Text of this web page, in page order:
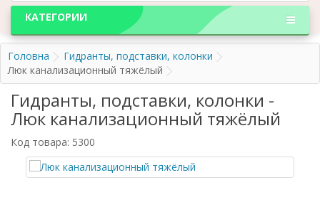
КАТЕГОРИИ
Головна
Гидранты, подставки, колонки
Люк канализационный тяжёлый
Гидранты, подставки, колонки -
Люк канализационный тяжёлый
Код товара: 5300